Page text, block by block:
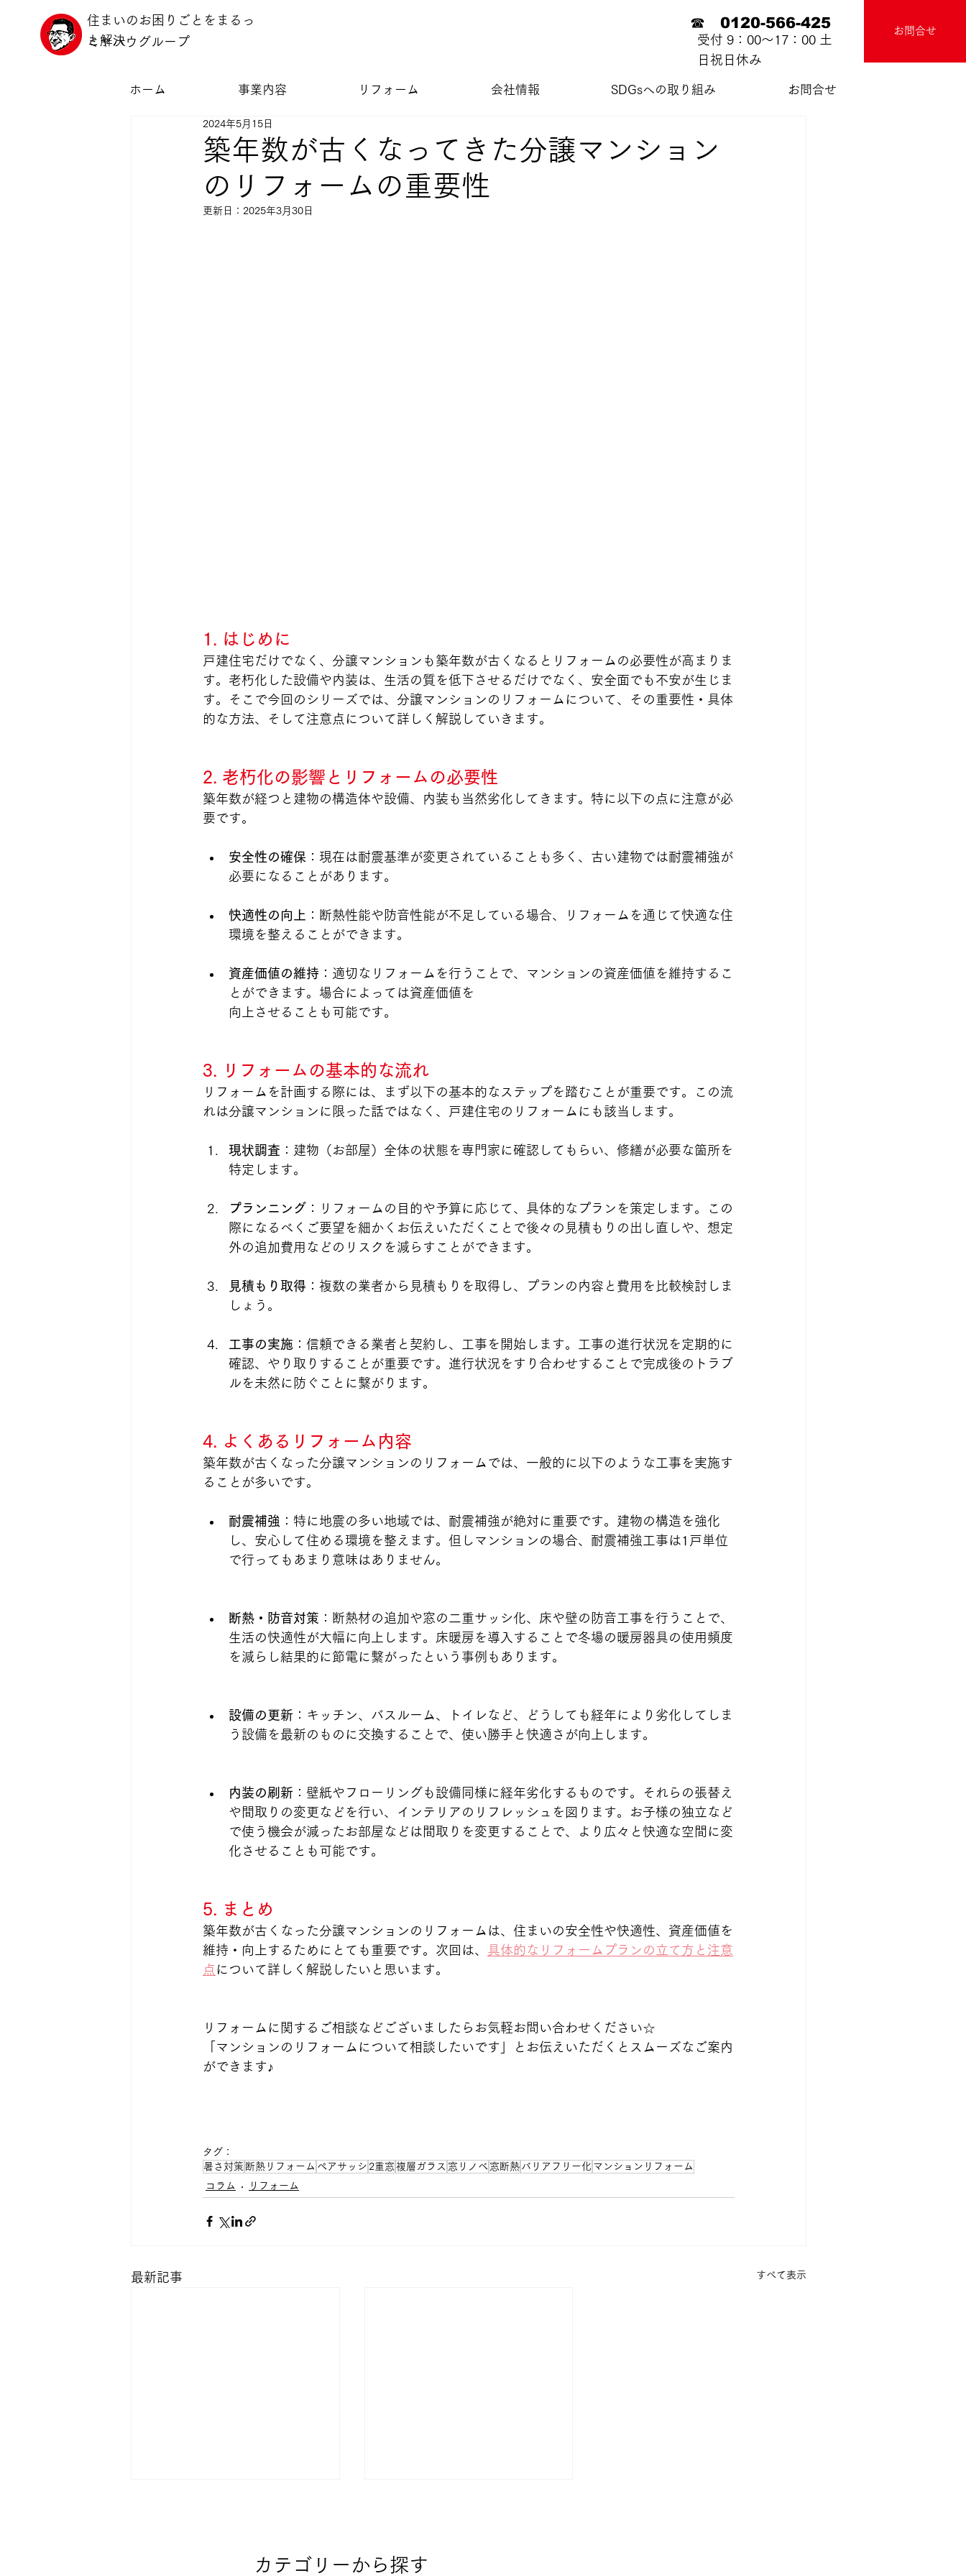
ミヤハウグループ
住まいのお困りごとをまるっ
と解決
☎ 0120-566-425
受付 9：00～17：00 土
日祝日休み
お問合せ
ホーム 事業内容 リフォーム 会社情報 SDGsへの取り組み お問合せ
カテゴリーから探す
築年数が古くなってきた分譲マンション
のリフォームの重要性
2024年5月15日
更新日： 2025年3月30日
1. はじめに
戸建住宅だけでなく、分譲マンションも築年数が古くなるとリフォームの必要性が高まりま
す。老朽化した設備や内装は、生活の質を低下させるだけでなく、安全面でも不安が生じま
す。そこで今回のシリーズでは、分譲マンションのリフォームについて、その重要性・具体
的な方法、そして注意点について詳しく解説していきます。
2. 老朽化の影響とリフォームの必要性
築年数が経つと建物の構造体や設備、内装も当然劣化してきます。特に以下の点に注意が必
要です。
安全性の確保 ：現在は耐震基準が変更されていることも多く、古い建物では耐震補強が
必要になることがあります。
快適性の向上 ：断熱性能や防音性能が不足している場合、リフォームを通じて快適な住
環境を整えることができます。
資産価値の維持 ：適切なリフォームを行うことで、マンションの資産価値を維持するこ
とができます。場合によっては資産価値を
向上させることも可能です。
3. リフォームの基本的な流れ
リフォームを計画する際には、まず以下の基本的なステップを踏むことが重要です。この流
れは分譲マンションに限った話ではなく、戸建住宅のリフォームにも該当します。
現状調査 ：建物（お部屋）全体の状態を専門家に確認してもらい、修繕が必要な箇所を
特定します。
プランニング ：リフォームの目的や予算に応じて、具体的なプランを策定します。この
際になるべくご要望を細かくお伝えいただくことで後々の見積もりの出し直しや、想定
外の追加費用などのリスクを減らすことができます。
見積もり取得 ：複数の業者から見積もりを取得し、プランの内容と費用を比較検討しま
しょう。
工事の実施 ：信頼できる業者と契約し、工事を開始します。工事の進行状況を定期的に
確認、やり取りすることが重要です。進行状況をすり合わせすることで完成後のトラブ
ルを未然に防ぐことに繋がります。
4. よくあるリフォーム内容
築年数が古くなった分譲マンションのリフォームでは、一般的に以下のような工事を実施す
ることが多いです。
耐震補強 ：特に地震の多い地域では、耐震補強が絶対に重要です。建物の構造を強化
し、安心して住める環境を整えます。但しマンションの場合、耐震補強工事は1戸単位
で行ってもあまり意味はありません。
断熱・防音対策 ：断熱材の追加や窓の二重サッシ化、床や壁の防音工事を行うことで、
生活の快適性が大幅に向上します。床暖房を導入することで冬場の暖房器具の使用頻度
を減らし結果的に節電に繋がったという事例もあります。
設備の更新 ：キッチン、バスルーム、トイレなど、どうしても経年により劣化してしま
う設備を最新のものに交換することで、使い勝手と快適さが向上します。
内装の刷新 ：壁紙やフローリングも設備同様に経年劣化するものです。それらの張替え
や間取りの変更などを行い、インテリアのリフレッシュを図ります。お子様の独立など
で使う機会が減ったお部屋などは間取りを変更することで、より広々と快適な空間に変
化させることも可能です。
5. まとめ
築年数が古くなった分譲マンションのリフォームは、住まいの安全性や快適性、資産価値を
維持・向上するためにとても重要です。次回は、 具体的なリフォームプランの立て方と注意
点 について詳しく解説したいと思います。
リフォームに関するご相談などございましたらお気軽お問い合わせください☆
「マンションのリフォームについて相談したいです」とお伝えいただくとスムーズなご案内
ができます♪
タグ：
暑さ対策 断熱リフォーム ペアサッシ 2重窓 複層ガラス 窓リノベ 窓断熱 バリアフリー化 マンションリフォーム
コラム
リフォーム
最新記事 すべて表示